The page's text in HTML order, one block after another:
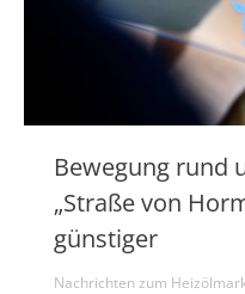
Bewegung rund
„Straße von
günstiger
Nachrichten zum